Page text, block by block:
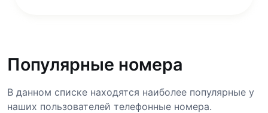
Популярные номера
В данном списке находятся наиболее популярные у
наших пользователей телефонные номера.